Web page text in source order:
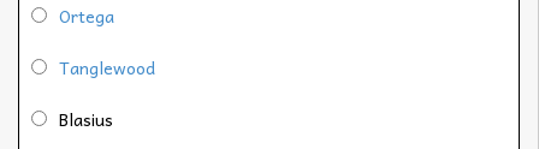
Ortega
Tanglewood
Blasius